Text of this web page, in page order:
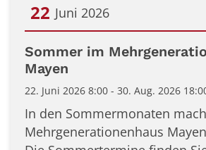
22 Juni 2026
Datum: 22. Juni 2026
Sommer im
Mayen
22. Juni 2026 8:00 - 30. Aug. 2026
In den Sommermonaten
Mehrgenerationenhaus